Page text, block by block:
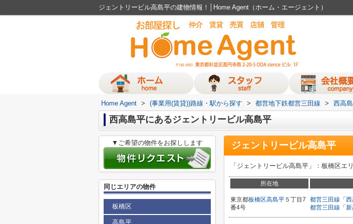
ジェントリービル高島平の建物情報！│Home Agent（ホーム・エージェント）
Home Agent > (事業用(賃貸))路線・駅から探す > 都営地下鉄都営三田線 > 西高
西高島平にあるジェントリービル高島平
ジェントリービル高島平
「ジェントリービル高島平」：板橋区エ
所在地
東京都板橋区高島平 ５丁目7
番4号
都営三田線 「
都営三田線 「
▼ご希望の物件をお探しします
同じエリアの物件
板橋区
高島平